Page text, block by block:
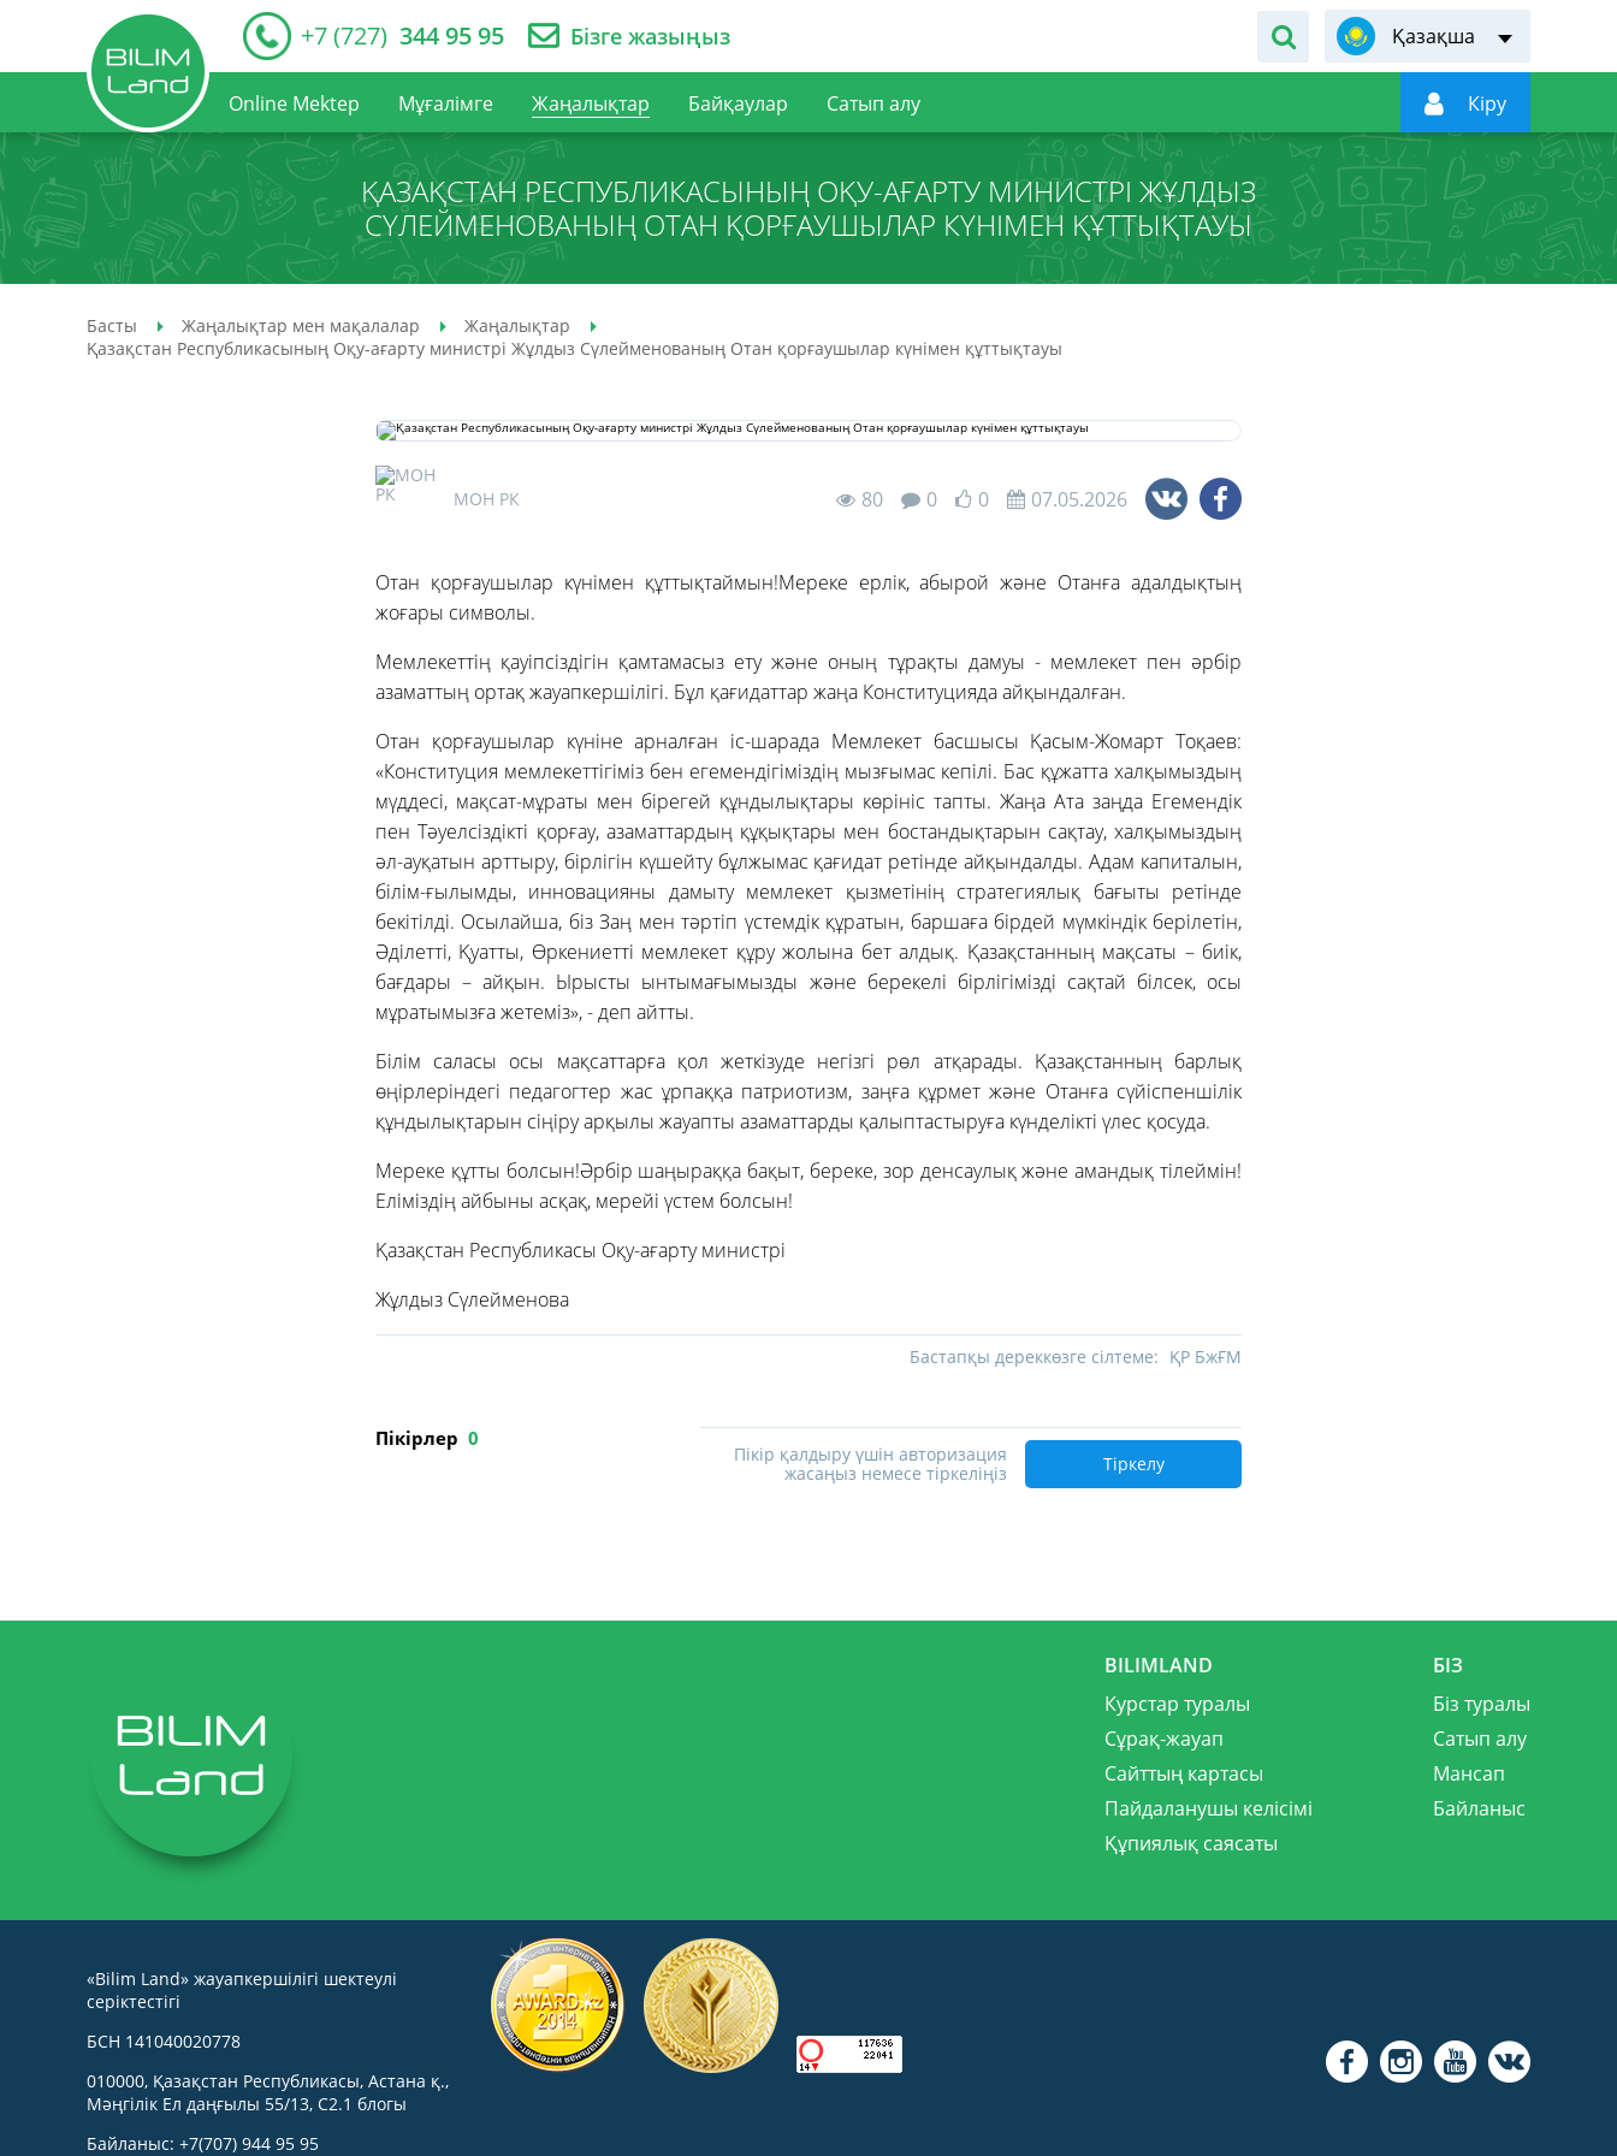
+7 (727) 344 95 95 Бізге жазыңыз Қазақша
Online Mektep Мұғалімге Жаңалықтар Байқаулар Сатып алу  Кiру
ҚАЗАҚСТАН РЕСПУБЛИКАСЫНЫҢ ОҚУ-АҒАРТУ МИНИСТРІ ЖҰЛДЫЗ
СҮЛЕЙМЕНОВАНЫҢ ОТАН ҚОРҒАУШЫЛАР КҮНІМЕН ҚҰТТЫҚТАУЫ
Басты Жаңалықтар мен мақалалар
Жаңалықтар
Қазақстан Республикасының Оқу-ағарту министрі Жұлдыз Сүлейменованың Отан қорғаушылар күнімен құттықтауы
МОН РК 80 0 0 07.05.2026
Отан қорғаушылар күнімен құттықтаймын!Мереке ерлік, абырой және Отанға адалдықтың
жоғары символы.
Мемлекеттің қауіпсіздігін қамтамасыз ету және оның тұрақты дамуы - мемлекет пен әрбір
азаматтың ортақ жауапкершілігі. Бұл қағидаттар жаңа Конституцияда айқындалған.
Отан қорғаушылар күніне арналған іс-шарада Мемлекет басшысы Қасым-Жомарт Тоқаев:
«Конституция мемлекеттігіміз бен егемендігіміздің мызғымас кепілі. Бас құжатта халқымыздың
мүддесі, мақсат-мұраты мен бірегей құндылықтары көрініс тапты. Жаңа Ата заңда Егемендік
пен Тәуелсіздікті қорғау, азаматтардың құқықтары мен бостандықтарын сақтау, халқымыздың
әл-ауқатын арттыру, бірлігін күшейту бұлжымас қағидат ретінде айқындалды. Адам капиталын,
білім-ғылымды, инновацияны дамыту мемлекет қызметінің стратегиялық бағыты ретінде
бекітілді. Осылайша, біз Заң мен тәртіп үстемдік құратын, баршаға бірдей мүмкіндік берілетін,
Әділетті, Қуатты, Өркениетті мемлекет құру жолына бет алдық. Қазақстанның мақсаты – биік,
бағдары – айқын. Ырысты ынтымағымызды және берекелі бірлігімізді сақтай білсек, осы
мұратымызға жетеміз», - деп айтты.
Білім саласы осы мақсаттарға қол жеткізуде негізгі рөл атқарады. Қазақстанның барлық
өңірлеріндегі педагогтер жас ұрпаққа патриотизм, заңға құрмет және Отанға сүйіспеншілік
құндылықтарын сіңіру арқылы жауапты азаматтарды қалыптастыруға күнделікті үлес қосуда.
Мереке құтты болсын!Әрбір шаңыраққа бақыт, береке, зор денсаулық және амандық тілеймін!
Еліміздің айбыны асқақ, мерейі үстем болсын!
Қазақстан Республикасы Оқу-ағарту министрі
Жұлдыз Сүлейменова
Бастапқы дереккөзге сілтеме: ҚР БжҒМ
Пікірлер 0
Пікір қалдыру үшін авторизация
жасаңыз немесе тіркеліңіз
Тіркелу
BILIMLAND
Курстар туралы
Сұрақ-жауап
Сайттың картасы
Пайдаланушы келісімі
Құпиялық саясаты
БІЗ
Біз туралы
Сатып алу
Мансап
Байланыс
«Bilim Land» жауапкершілігі шектеулі
серіктестігі
БСН 141040020778
010000, Қазақстан Республикасы, Астана қ.,
Мәңгілік Ел даңғылы 55/13, С2.1 блогы
Байланыс: +7(707) 944 95 95